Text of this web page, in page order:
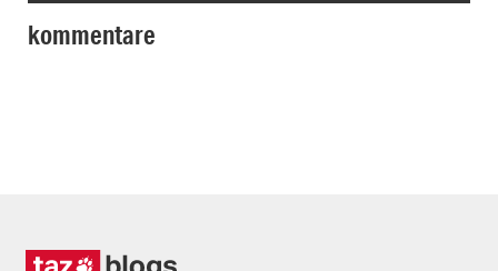
kommentare